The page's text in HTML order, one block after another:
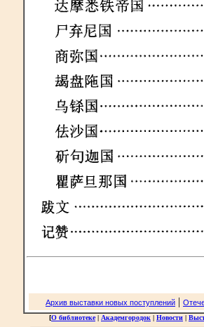
Архив выставки новых поступлений |
[О библиотеке| Академгородок | Новости |